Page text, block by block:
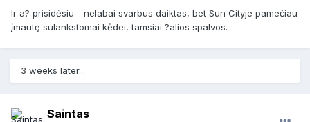
Ir a? prisidėsiu - nelabai svarbus daiktas, bet Sun Cityje pamečiau
įmautę sulankstomai kėdei, tamsiai ?alios spalvos.
3 weeks later...
Saintas